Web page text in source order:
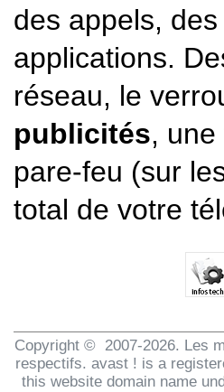
des appels,
applications.
réseau, le
publicités,
pare-feu (sur
total de votre
Copyright © 2007-2026. Les
respectifs. avast ! is a
this website domain name